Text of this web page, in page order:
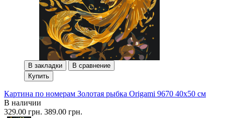
В закладки
В сравнение
Купить
Картина по номерам Золотая рыбка Origami 9670 40x50 см
В наличии
329.00 грн. 389.00 грн.